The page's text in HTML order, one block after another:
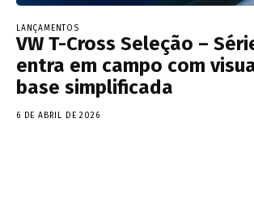
LANÇAMENTOS
VW T-Cross Seleção –
entra em campo com
base simplificada
6 DE ABRIL DE 2026